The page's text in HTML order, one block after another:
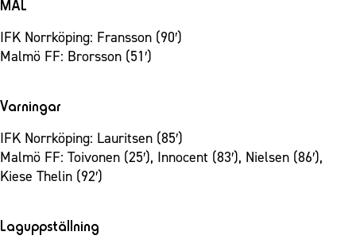
MÅL
IFK Norrköping: Fransson (90′)
Malmö FF: Brorsson (51′)
Varningar
IFK Norrköping: Lauritsen (85′)
Malmö FF: Toivonen (25′), Innocent (83′), Nielsen (86′),
Kiese Thelin (92′)
Laguppställning